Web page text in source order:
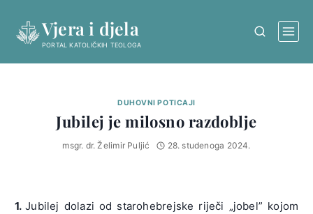
content
Vjera i djela
PORTAL KATOLIČKIH TEOLOGA
DUHOVNI POTICAJI
Jubilej je milosno razdoblje
msgr. dr. Želimir Puljić 28. studenoga 2024.
1.Jubilej dolazi od starohebrejske riječi „jobel” kojom